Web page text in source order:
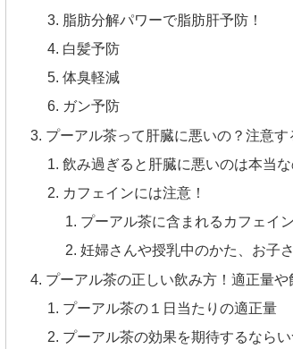
脂肪分解パワーで脂肪肝予防！
白髪予防
体臭軽減
ガン予防
プーアル茶って肝臓に悪いの？注意す
飲み過ぎると肝臓に悪いのは本当な
カフェインには注意！
プーアル茶に含まれるカフェイ
妊婦さんや授乳中のかた、お子
プーアル茶の正しい飲み方！適正量
プーアル茶の１日当たりの適正量
プーアル茶の効果を期待するなら